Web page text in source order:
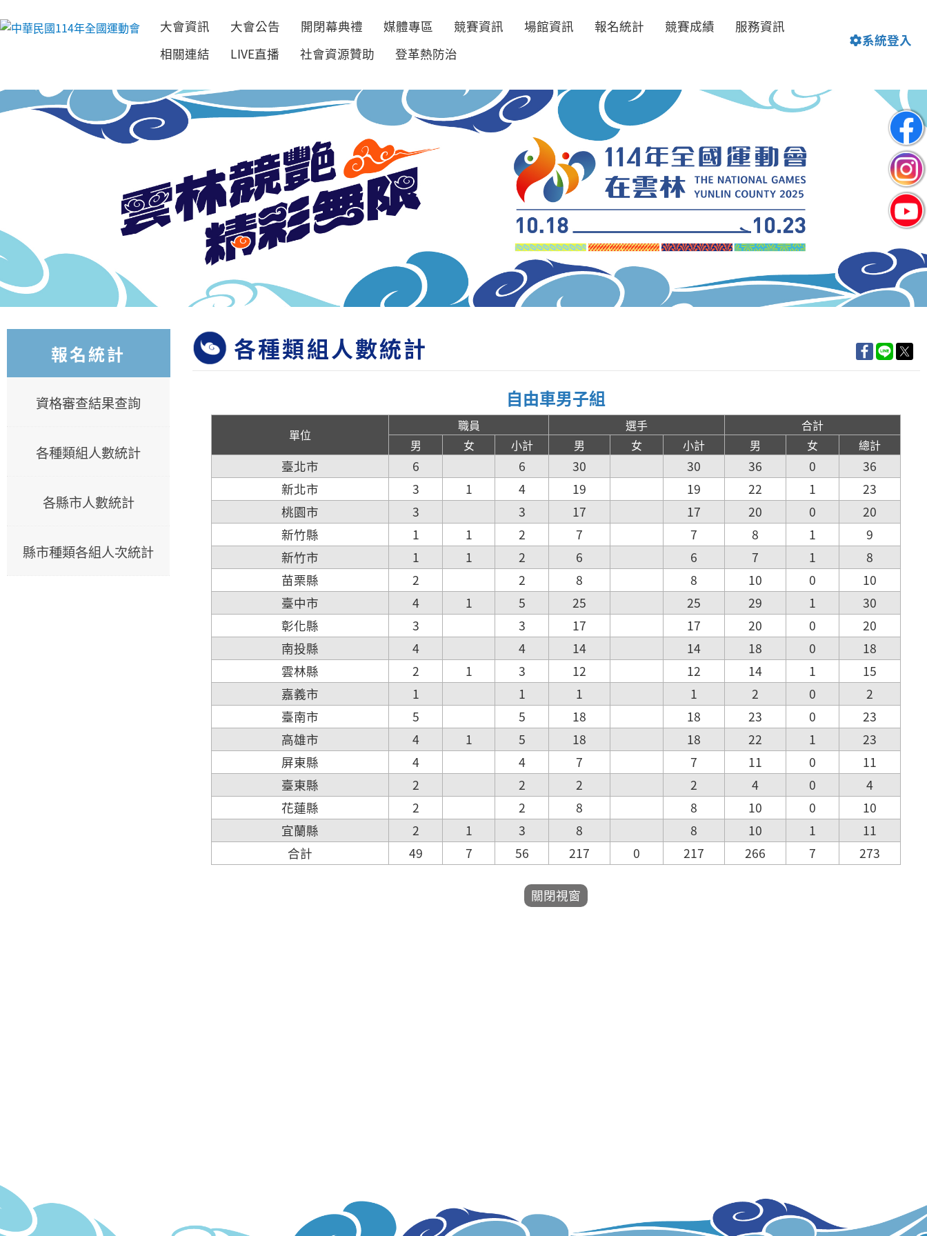
跳到主要內容
大會資訊 大會公告 開閉幕典禮 媒體專區 競賽資訊 場館資訊 報名統計 競賽成績
服務資訊
相關連結
LIVE直播 社會資源贊助 登革熱防治
系統登入
報名統計
資格審查結果查詢
各種類組人數統計
各縣市人數統計
縣市種類各組人次統計
各種類組人數統計
自由車男子組
單位
職員 選手
合計
男
女 小計 男 女 小計 男 女 總計
臺北市 6 6 30 30 36 0
36
新北市
3 1 4 19 19 22 1
23
桃園市
3 3 17 17 20 0
20
新竹縣
1 1 2 7 7 8 1
9
新竹市
1 1 2 6 6 7 1
8
苗栗縣
2 2 8 8 10 0
10
臺中市
4 1 5 25 25 29 1
30
彰化縣
3 3 17 17 20 0
20
南投縣
4 4 14 14 18 0
18
雲林縣
2 1 3 12 12 14 1
15
嘉義市
1 1 1 1 2 0
2
臺南市
5 5 18 18 23 0
23
高雄市
4 1 5 18 18 22 1
23
屏東縣
4 4 7 7 11 0
11
臺東縣
2 2 2 2 4 0
4
花蓮縣
2 2 8 8 10 0
10
宜蘭縣
2 1 3 8 8 10 1
11
合計
49 7 56 217 0 217 266 7 273